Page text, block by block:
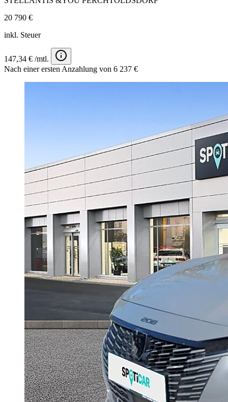
20 790 €
inkl. Steuer
147,34 € /mtl.
Nach einer ersten Anzahlung von 6 237 €